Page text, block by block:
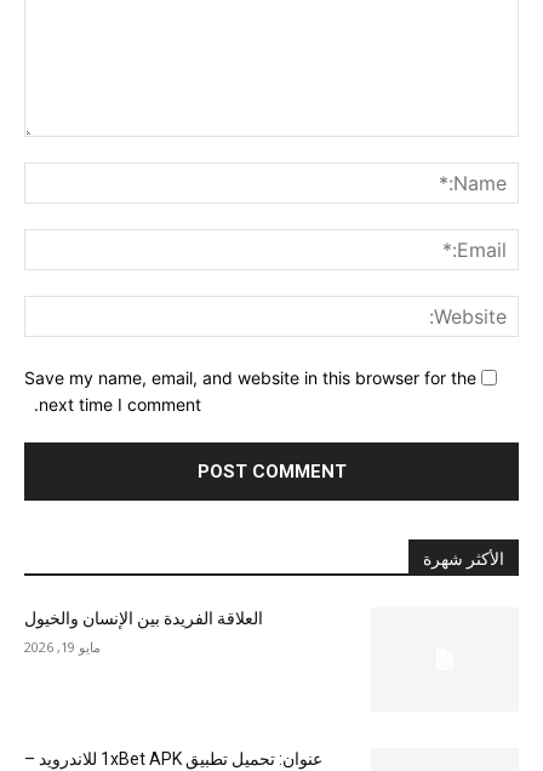
Save my name, email, and website in this browser for the
next time I comment.
الأكثر شهرة
العلاقة الفريدة بين الإنسان والخيول
مايو 19, 2026
عنوان: تحميل تطبيق 1xBet APK للاندرويد –